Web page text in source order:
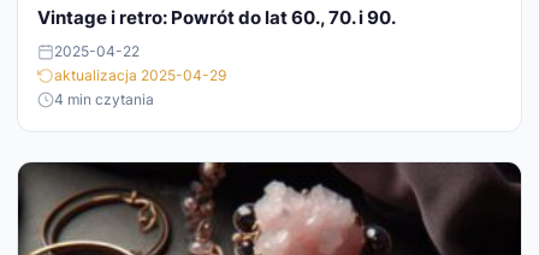
Vintage i retro: Powrót do lat 60., 70. i 90.
2025-04-22
aktualizacja 2025-04-29
4 min czytania